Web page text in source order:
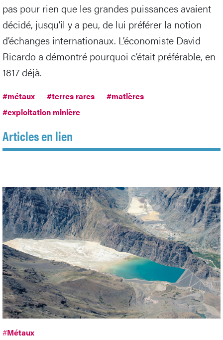
pas pour rien que les grandes puissances avaient
décidé, jusqu’il y a peu, de lui préférer la notion
d’échanges internationaux. L’économiste David
Ricardo a démontré pourquoi c’était préférable, en
1817 déjà.
#métaux #terres rares
#matières
#exploitation minière
Articles en lien
#Métaux